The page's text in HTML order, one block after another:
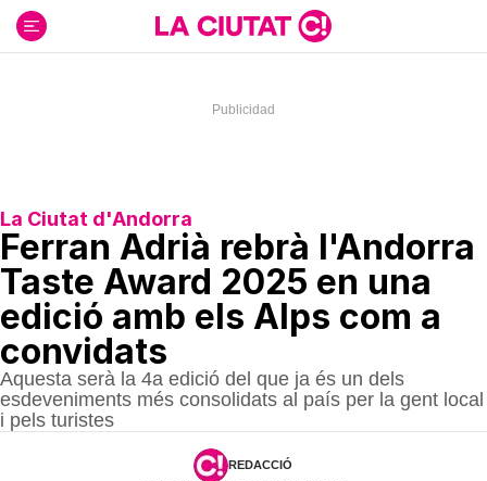
contenido
La Ciutat d'Andorra
Ferran Adrià rebrà l'Andorra
Taste Award 2025 en una
edició amb els Alps com a
convidats
Aquesta serà la 4a edició del que ja és un dels
esdeveniments més consolidats al país per la gent local
i pels turistes
REDACCIÓ